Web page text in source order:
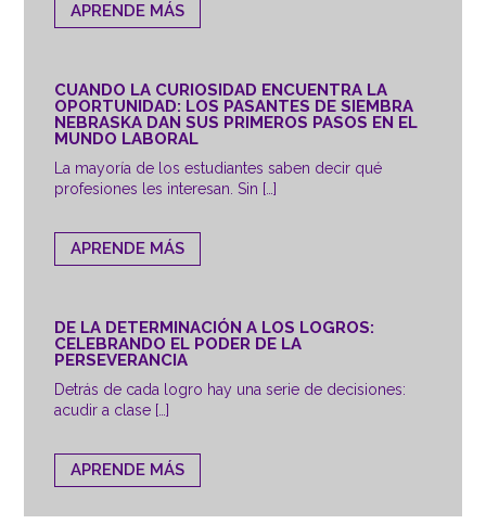
APRENDE MÁS
CUANDO LA CURIOSIDAD ENCUENTRA LA
OPORTUNIDAD: LOS PASANTES DE SIEMBRA
NEBRASKA DAN SUS PRIMEROS PASOS EN EL
MUNDO LABORAL
La mayoría de los estudiantes saben decir qué
profesiones les interesan. Sin […]
APRENDE MÁS
DE LA DETERMINACIÓN A LOS LOGROS:
CELEBRANDO EL PODER DE LA
PERSEVERANCIA
Detrás de cada logro hay una serie de decisiones:
acudir a clase […]
APRENDE MÁS